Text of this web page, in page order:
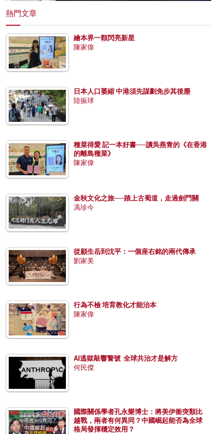
熱門文章
繪本界一顆閃亮新星
陳家偉
日本人口萎縮 中港須先謀劃免步其後塵
陸振球
種菜得愛 記一本好書──讀吳燕青的《在香港
的離島種菜》
陳家偉
金秋文化之旅──踏上古蜀道，走過劍門關
馮珍今
從顧生岳到沈平：一個座右銘的兩代傳承
劉家美
行為不檢 培育教化才能治本
陳家偉
AI逃獄敲響警號 全球共治才是解方
何民傑
國際關係學者孔永樂博士：將美伊衝突類比
越戰，兩者有何異同？中國崛起能否為全球
格局發揮穩定效用？